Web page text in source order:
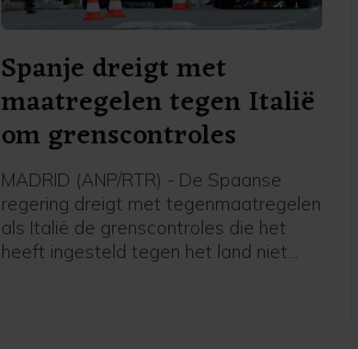
Spanje dreigt met
maatregelen tegen Italië
om grenscontroles
MADRID (ANP/RTR) - De Spaanse
regering dreigt met tegenmaatregelen
als Italië de grenscontroles die het
heeft ingesteld tegen het land niet